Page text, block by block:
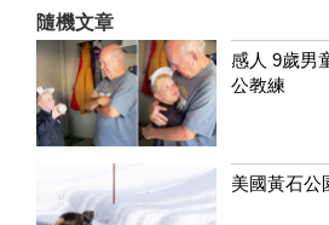
隨機文章
感人 9歲男
公教練
美國黃石公